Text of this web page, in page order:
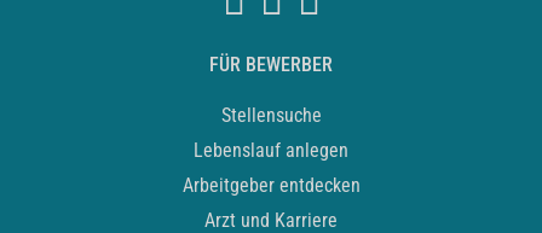
FÜR BEWERBER
Stellensuche
Lebenslauf anlegen
Arbeitgeber entdecken
Arzt und Karriere